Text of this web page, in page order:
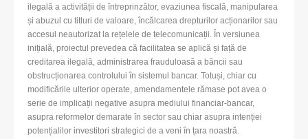
ilegală a activității de întreprinzător, evaziunea fiscală, manipularea
și abuzul cu titluri de valoare, încălcarea drepturilor acționarilor sau
accesul neautorizat la rețelele de telecomunicații. În versiunea
inițială, proiectul prevedea că facilitatea se aplică și față de
creditarea ilegală, administrarea frauduloasă a băncii sau
obstrucționarea controlului în sistemul bancar. Totuși, chiar cu
modificările ulterior operate, amendamentele rămase pot avea o
serie de implicații negative asupra mediului financiar-bancar,
asupra reformelor demarate în sector sau chiar asupra intenției
potențialilor investitori strategici de a veni în țara noastră.